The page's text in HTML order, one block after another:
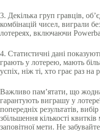
3. Декілька груп гравців,
комбінацій чисел, виграли
лотереях, включаючи
4. Статистичні дані
грають у лотерею, мають
успіх, ніж ті, хто грає раз на
Важливо пам’ятати, що
гарантують виграшу у
попередніх результатів,
збільшення кількості
заповітної мети. Не